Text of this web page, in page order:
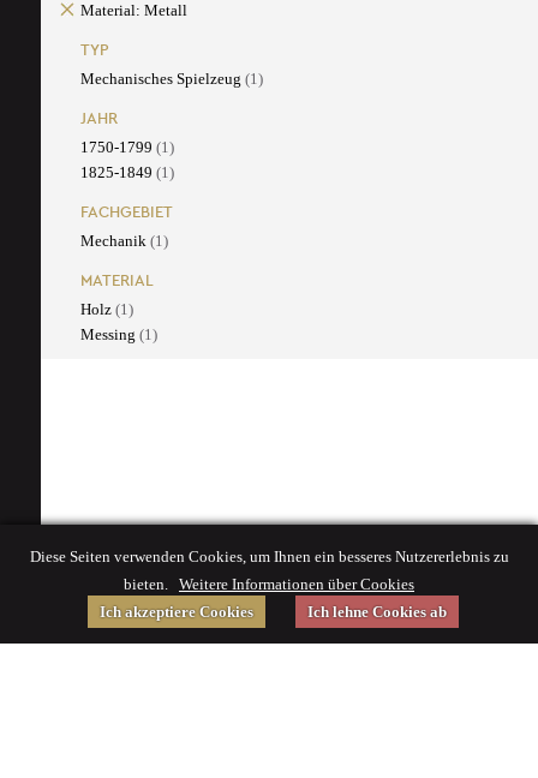
Material: Metall
TYP
Mechanisches Spielzeug (1)
JAHR
1750-1799 (1)
1825-1849 (1)
FACHGEBIET
Mechanik (1)
MATERIAL
Holz (1)
Messing (1)
Diese Seiten verwenden Cookies, um Ihnen ein besseres Nutzererlebnis zu
bieten. Weitere Informationen über Cookies
Ich akzeptiere Cookies
Ich lehne Cookies ab